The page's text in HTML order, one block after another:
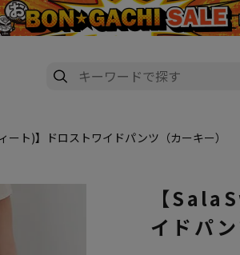
ート)】ドロストワイドパンツ（カーキー）
【
イドパ